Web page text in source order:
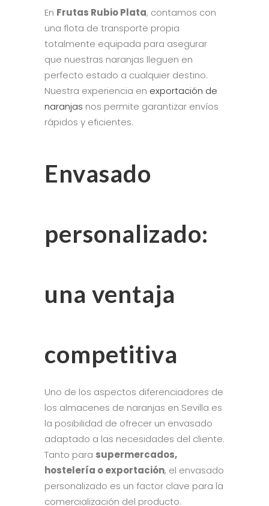
En Frutas Rubio Plata, contamos con
una flota de transporte propia
totalmente equipada para asegurar
que nuestras naranjas lleguen en
perfecto estado a cualquier destino.
Nuestra experiencia en exportación de
naranjas nos permite garantizar envíos
rápidos y eficientes.
Envasado
personalizado:
una ventaja
competitiva
Uno de los aspectos diferenciadores de
los almacenes de naranjas en Sevilla es
la posibilidad de ofrecer un envasado
adaptado a las necesidades del cliente.
Tanto para supermercados,
hostelería o exportación, el envasado
personalizado es un factor clave para la
comercialización del producto.